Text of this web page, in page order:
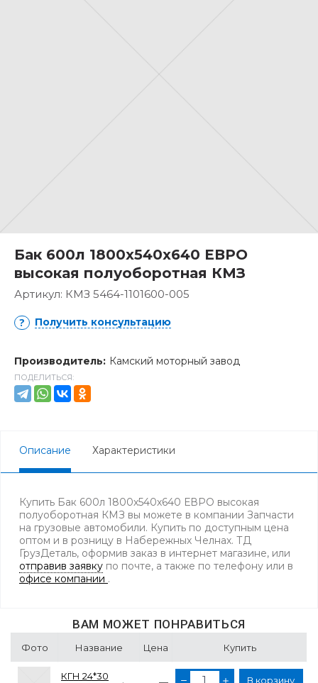
Бак 600л 1800х540х640 ЕВРО
высокая полуоборотная КМЗ
Артикул: КМЗ 5464-1101600-005
Получить консультацию
Производитель: Камский моторный завод
ПОДЕЛИТЬСЯ:
Описание Характеристики
Купить Бак 600л 1800х540х640 ЕВРО высокая
полуоборотная КМЗ вы можете в компании Запчасти
на грузовые автомобили. Купить по доступным цена
оптом и в розницу в Набережных Челнах. ТД
ГрузДеталь, оформив заказ в интернет магазине, или
отправив заявку по почте, а также по телефону или в
офисе компании .
ВАМ МОЖЕТ ПОНРАВИТЬСЯ
Фото Название Цена Купить
КГН 24*30
В корзину